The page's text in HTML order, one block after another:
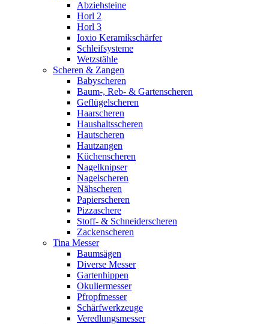
Abziehsteine
Horl 2
Horl 3
Ioxio Keramikschärfer
Schleifsysteme
Wetzstähle
Scheren & Zangen
Babyscheren
Baum-, Reb- & Gartenscheren
Geflügelscheren
Haarscheren
Haushaltsscheren
Hautscheren
Hautzangen
Küchenscheren
Nagelknipser
Nagelscheren
Nähscheren
Papierscheren
Pizzaschere
Stoff- & Schneiderscheren
Zackenscheren
Tina Messer
Baumsägen
Diverse Messer
Gartenhippen
Okuliermesser
Pfropfmesser
Schärfwerkzeuge
Veredlungsmesser